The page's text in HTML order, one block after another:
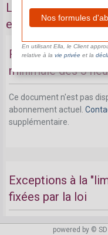
Limite minimale
exceptions à la
Récapitulatif des
minimale des 3
Ce document n'est pas
abonnement actuel.
supplémentaire.
Exceptions à la
fixées par la loi
Ce document n'est pas
powered by ©
Nos formules
En utilisant Ella, le Client
relative à la vie privéeet la